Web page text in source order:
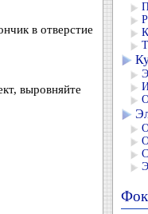
в отверстие
выровняйте